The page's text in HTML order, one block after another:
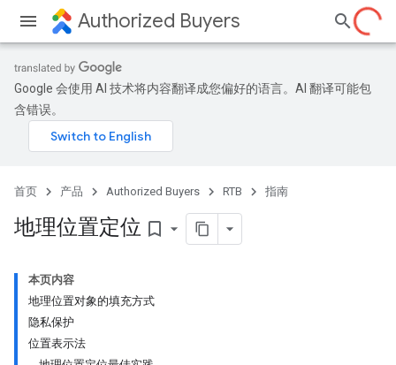
Authorized Buyers
Google 会使用 AI 技术将内容翻译成您偏好的语言。AI 翻译可能包
含错误。
首页 产品 Authorized Buyers RTB 指南
地理位置定位 bookmark_border
本页内容
地理位置对象的填充方式
隐私保护
位置表示法